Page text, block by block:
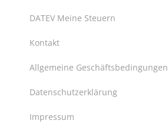
DATEV Meine Steuern
Kontakt
Allgemeine Geschäftsbedingungen
Datenschutzerklärung
Impressum